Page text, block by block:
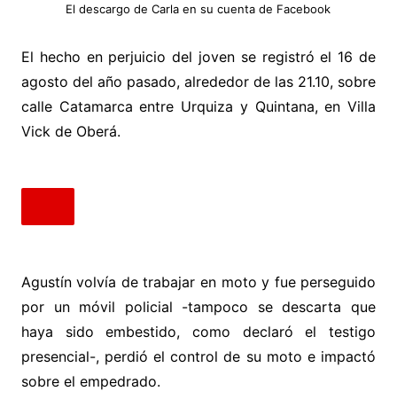
El descargo de Carla en su cuenta de Facebook
El hecho en perjuicio del joven se registró el 16 de
agosto del año pasado, alrededor de las 21.10, sobre
calle Catamarca entre Urquiza y Quintana, en Villa
Vick de Oberá.
Agustín volvía de trabajar en moto y fue perseguido
por un móvil policial -tampoco se descarta que
haya sido embestido, como declaró el testigo
presencial-, perdió el control de su moto e impactó
sobre el empedrado.